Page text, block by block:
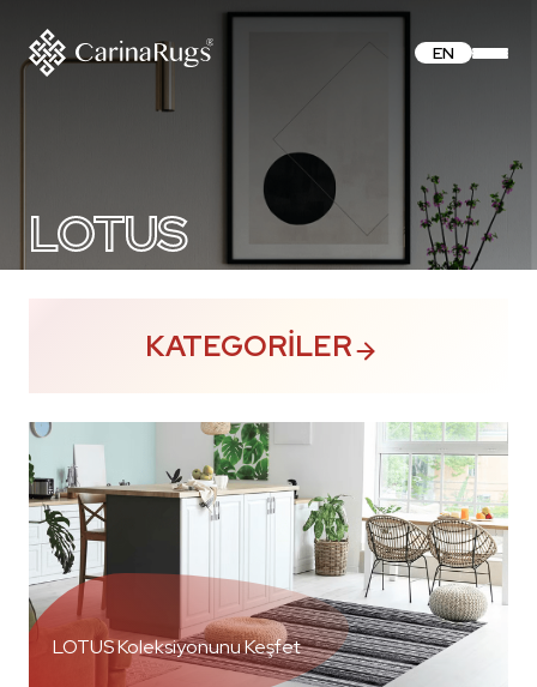
EN
LOTUS
LOTUS Koleksiyonunu Keşfet
KATEGORILER